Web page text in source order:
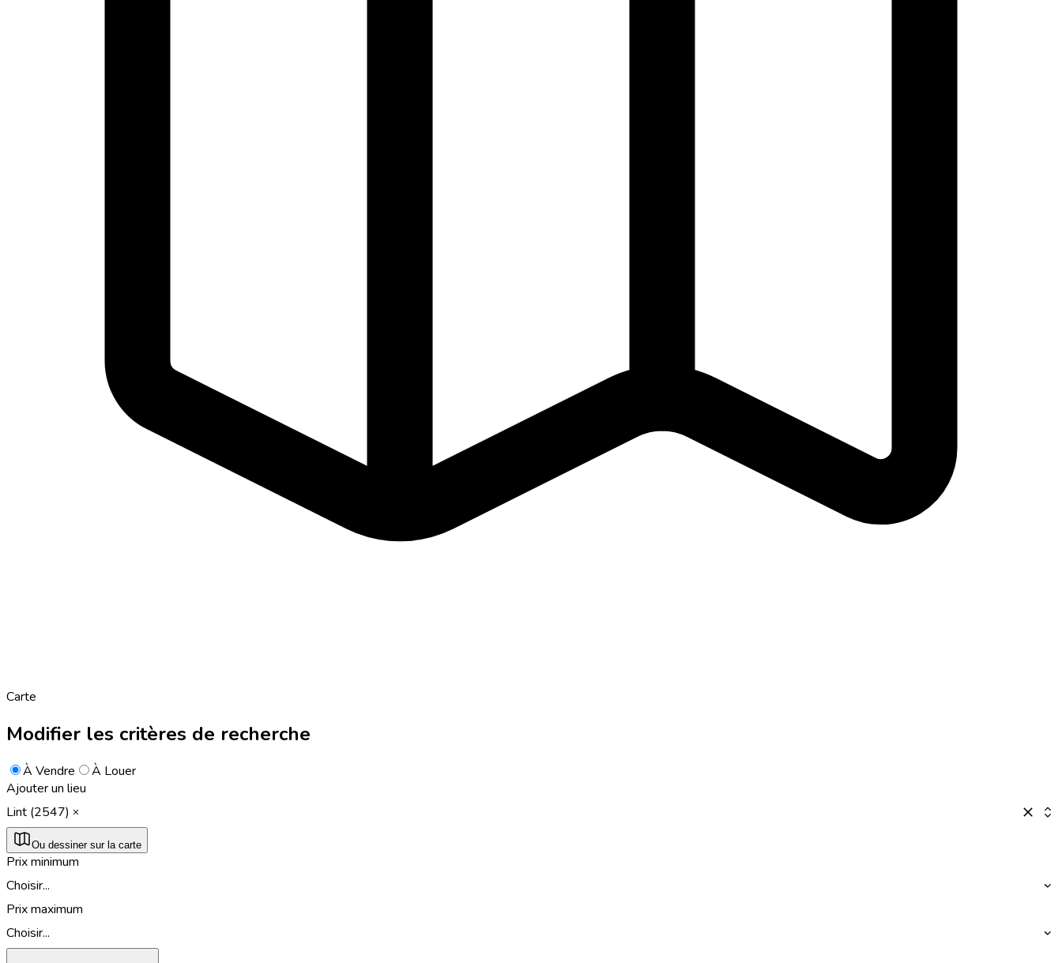
Carte
Modifier les critères de recherche
À Vendre
À Louer
Ajouter un lieu
Lint (2547)
Ou dessiner sur la carte
Prix minimum
Choisir...
Prix maximum
Choisir...